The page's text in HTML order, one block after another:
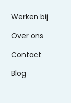
Werken bij
Over ons
Contact
Blog